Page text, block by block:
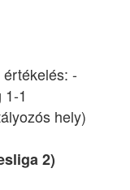
-
1
hely)
2)